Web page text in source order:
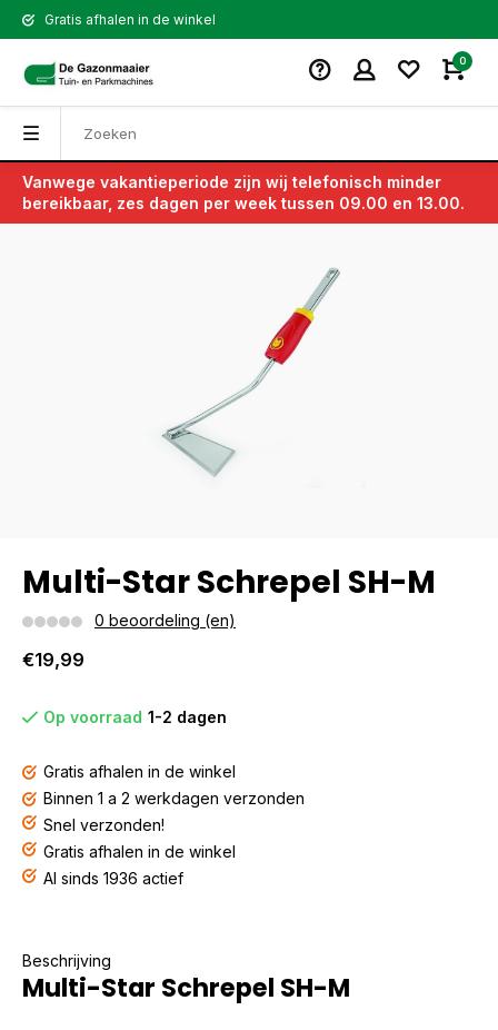
Gratis afhalen in de winkel
0
Vanwege vakantieperiode zijn wij telefonisch minder
bereikbaar, zes dagen per week tussen 09.00 en 13.00.
Terug
Multi-Star Schrepel SH-M
0 beoordeling (en)
€19,99
Op voorraad 1-2 dagen
Gratis afhalen in de winkel
Binnen 1 a 2 werkdagen verzonden
Snel verzonden!
Gratis afhalen in de winkel
Al sinds 1936 actief
Beschrijving
Multi-Star Schrepel SH-M